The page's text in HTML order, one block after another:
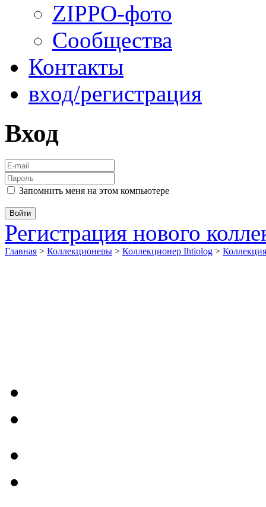
ZIPPO-фото
Сообщества
Контакты
вход/регистрация
Вход
Запомнить меня на этом компьютере
Регистрация нового
Главная > Коллекционеры > Коллекционер Ihtiolog >